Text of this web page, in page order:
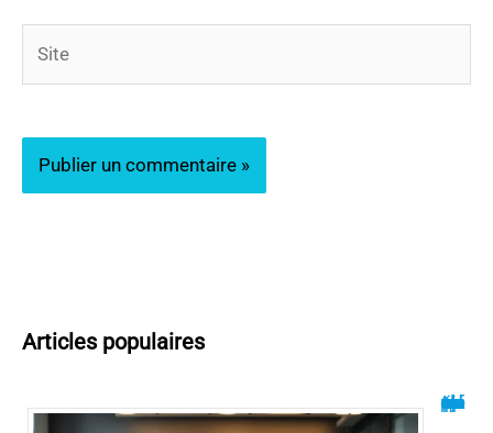
Articles populaires
Vredap : la plateforme pour vos projets numériques